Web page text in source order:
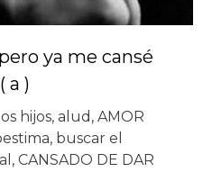
ya me cansé
a )
hijos, alud , AMOR
, buscar el
, CANSADO DE DAR